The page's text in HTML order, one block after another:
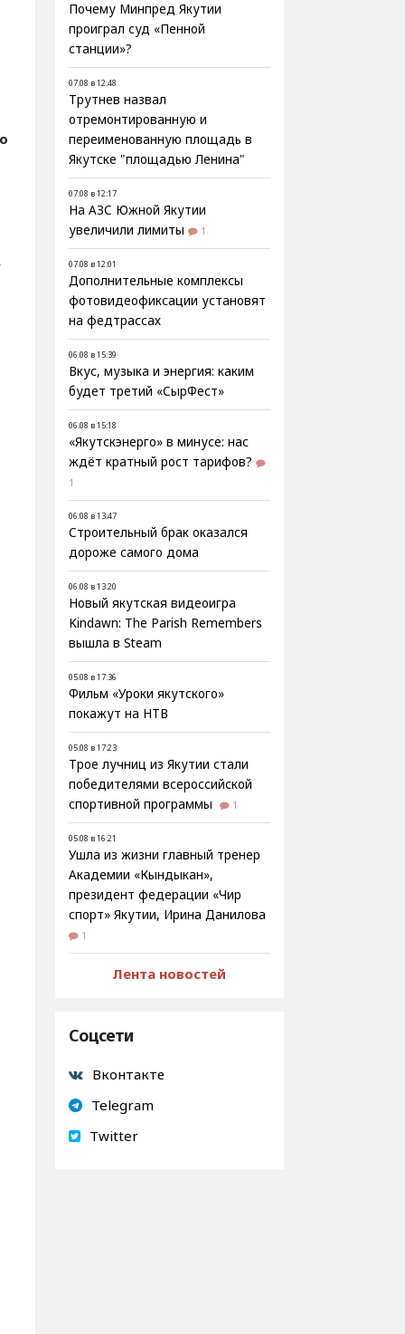
Почему Минпред Якутии
проиграл суд «Пенной
станции»?
07.08 в 12:48
Трутнев назвал
отремонтированную и
переименованную площадь в
Якутске "площадью Ленина"
07.08 в 12:17
На АЗС Южной Якутии
увеличили лимиты
1
07.08 в 12:01
Дополнительные комплексы
фотовидеофиксации установят
на федтрассах
06.08 в 15:39
Вкус, музыка и энергия: каким
будет третий «СырФест»
06.08 в 15:18
«Якутскэнерго» в минусе: нас
ждёт кратный рост тарифов?
1
06.08 в 13:47
Строительный брак оказался
дороже самого дома
06.08 в 13:20
Новый якутская видеоигра
Kindawn: The Parish Remembers
вышла в Steam
05.08 в 17:36
Фильм «Уроки якутского»
покажут на НТВ
05.08 в 17:23
Трое лучниц из Якутии стали
победителями всероссийской
спортивной программы
1
05.08 в 16:21
Ушла из жизни главный тренер
Академии «Кындыкан»,
президент федерации «Чир
спорт» Якутии, Ирина Данилова
1
Лента новостей
Соцсети
Вконтакте
Telegram
Twitter